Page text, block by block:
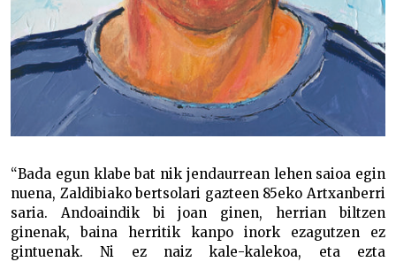
“Bada egun klabe bat nik jendaurrean lehen saioa egin
nuena, Zaldibiako bertsolari gazteen 85eko Artxanberri
saria. Andoaindik bi joan ginen, herrian biltzen
ginenak, baina herritik kanpo inork ezagutzen ez
gintuenak. Ni ez naiz kale-kalekoa, eta ezta